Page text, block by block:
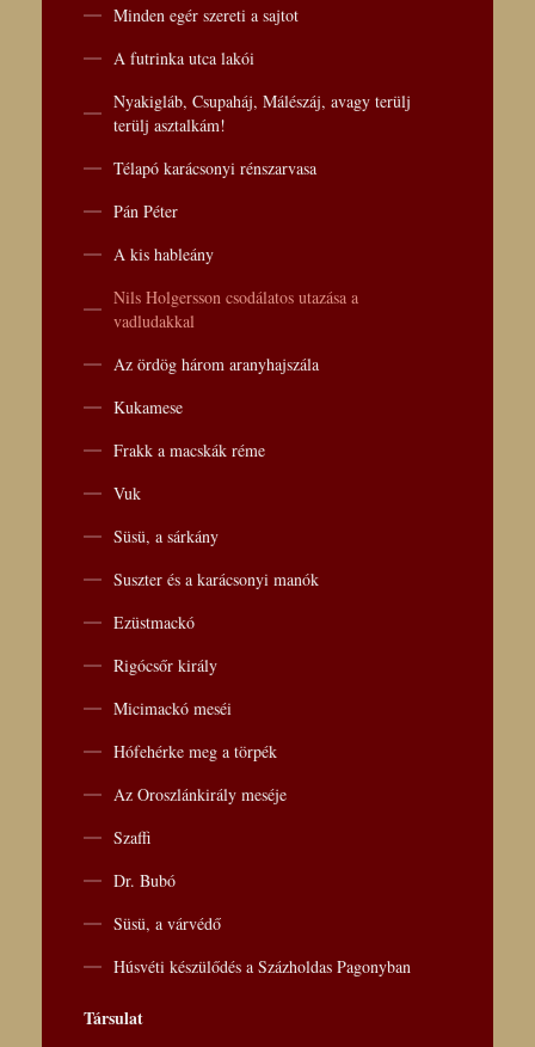
Minden egér szereti a sajtot
A futrinka utca lakói
Nyakigláb, Csupaháj, Málészáj, avagy terülj
terülj asztalkám!
Télapó karácsonyi rénszarvasa
Pán Péter
A kis hableány
Nils Holgersson csodálatos utazása a
vadludakkal
Az ördög három aranyhajszála
Kukamese
Frakk a macskák réme
Vuk
Süsü, a sárkány
Suszter és a karácsonyi manók
Ezüstmackó
Rigócsőr király
Micimackó meséi
Hófehérke meg a törpék
Az Oroszlánkirály meséje
Szaffi
Dr. Bubó
Süsü, a várvédő
Húsvéti készülődés a Százholdas Pagonyban
Társulat